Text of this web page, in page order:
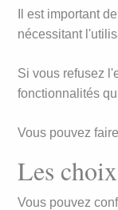
Il est important
nécessitant
Si vous refusez
fonctionnalités
Vous pouvez
Les
Vous pouvez